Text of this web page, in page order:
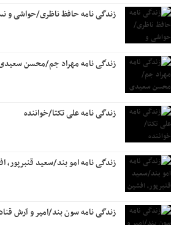
زندگی نامه حافظ ناظری/حواشی و
زندگی نامه مهراد جم/محسن سعیدی
زندگی نامه علی تکتا/خواننده
زندگی نامه امو بند/سعید قنبرپور،
زندگی نامه سون بند/امیر و آرش